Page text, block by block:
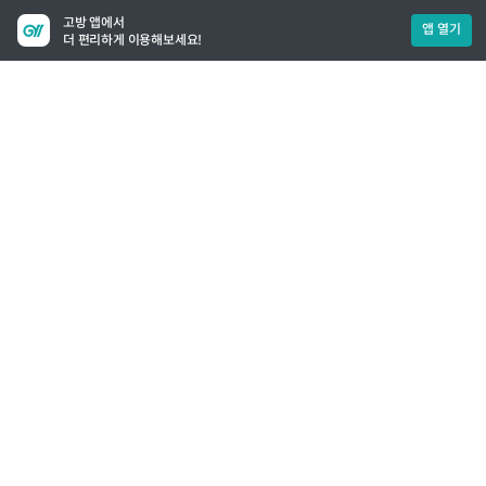
고방 앱에서
더 편리하게 이용해보세요!
앱 열기